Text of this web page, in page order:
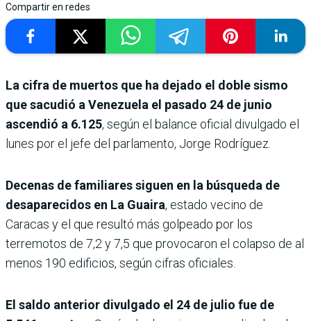
Compartir en redes
La cifra de muertos que ha dejado el doble sismo
que sacudió a Venezuela el pasado 24 de junio
ascendió a 6.125, según el balance oficial divulgado el
lunes por el jefe del parlamento, Jorge Rodríguez.
Decenas de familiares siguen en la búsqueda de
desaparecidos en La Guaira, estado vecino de
Caracas y el que resultó más golpeado por los
terremotos de 7,2 y 7,5 que provocaron el colapso de al
menos 190 edificios, según cifras oficiales.
El saldo anterior divulgado el 24 de julio fue de